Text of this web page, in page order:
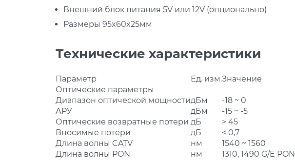
Внешний блок питания 5V или 12V (опционально)
Размеры 95x60x25мм
Технические характеристики
Параметр Ед. изм.Значение
Оптические параметры
Диапазон оптической мощностидБм
-18 ~ 0
АРУ
дБм
-15 ~ -5
Оптические возвратные потери дБ
> 45
Вносимые потери
дБ
< 0,7
Длина волны CATV
нм
1540 ~ 1560
Длина волны PON
нм
1310, 1490 G/E PON